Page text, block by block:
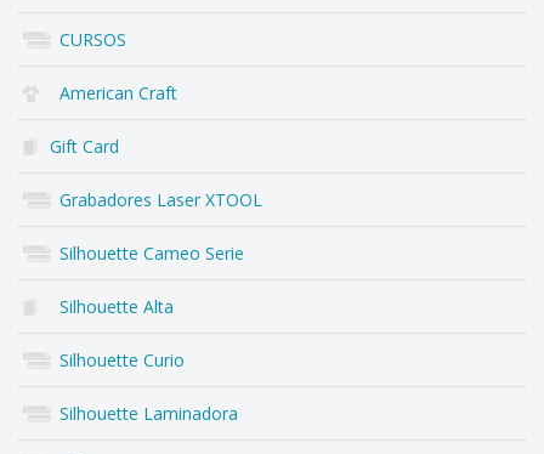
CURSOS
American Craft
Gift Card
Grabadores Laser XTOOL
Silhouette Cameo Serie
Silhouette Alta
Silhouette Curio
Silhouette Laminadora